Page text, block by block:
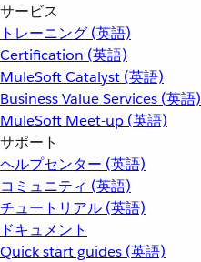
サービス
トレーニング (英語)
Certification (英語)
MuleSoft Catalyst (英語)
Business Value Services (英語)
MuleSoft Meet-up (英語)
サポート
ヘルプセンター (英語)
コミュニティ (英語)
チュートリアル (英語)
ドキュメント
Quick start guides (英語)